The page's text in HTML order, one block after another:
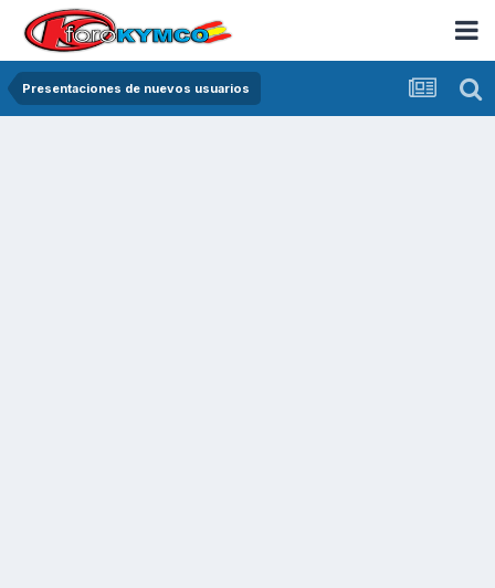
Presentaciones de nuevos usuarios